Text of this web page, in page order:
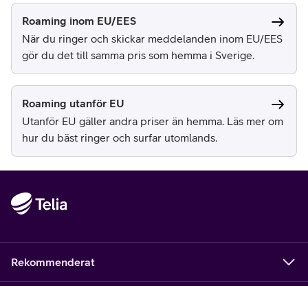
Roaming inom EU/EES
När du ringer och skickar meddelanden inom EU/EES
gör du det till samma pris som hemma i Sverige.
Roaming utanför EU
Utanför EU gäller andra priser än hemma. Läs mer om
hur du bäst ringer och surfar utomlands.
Rekommenderat